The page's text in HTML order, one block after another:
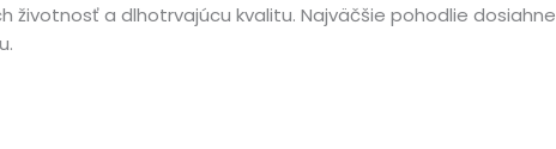
životnosť a dlhotrvajúcu kvalitu. Najväčšie pohodlie